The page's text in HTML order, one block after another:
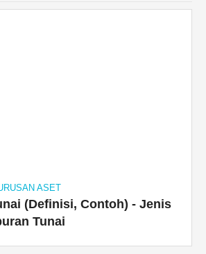
ASET
(Definisi, Contoh) - Jenis
Tunai